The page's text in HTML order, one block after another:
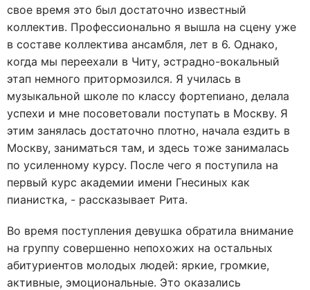
свое время это был достаточно известный
коллектив. Профессионально я вышла на сцену уже
в составе коллектива ансамбля, лет в 6. Однако,
когда мы переехали в Читу, эстрадно-вокальный
этап немного притормозился. Я училась в
музыкальной школе по классу фортепиано, делала
успехи и мне посоветовали поступать в Москву. Я
этим занялась достаточно плотно, начала ездить в
Москву, заниматься там, и здесь тоже занималась
по усиленному курсу. После чего я поступила на
первый курс академии имени Гнесиных как
пианистка, - рассказывает Рита.
Во время поступления девушка обратила внимание
на группу совершенно непохожих на остальных
абитуриентов молодых людей: яркие, громкие,
активные, эмоциональные. Это оказались